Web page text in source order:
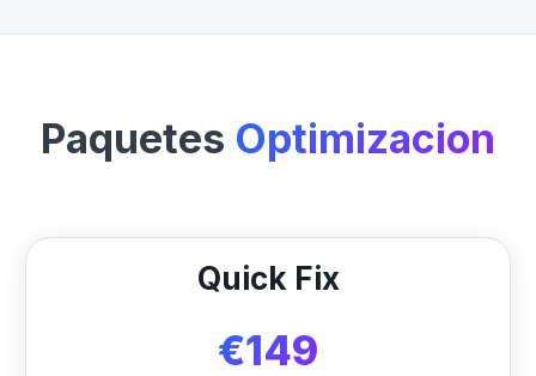
Paquetes Optimizacion
Quick Fix
€149